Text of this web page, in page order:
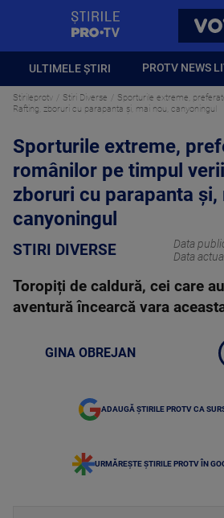
ULTIMELE ȘTIRI PROTV NEWS
Stirileprotv Stiri Diverse
Sporturile extreme,
Rafting, zboruri cu parapanta și, mai nou, canyoningul
Sporturile extreme,
românilor pe timpul
zboruri cu parapanta și,
canyoningul
STIRI DIVERSE Data
Data
Toropiți de caldură, cei care
aventură încearcă vara
GINA OBREJAN
ADAUGĂ ȘTIRILE PROTV CA
URMĂREȘTE ȘTIRILE PROTV ÎN